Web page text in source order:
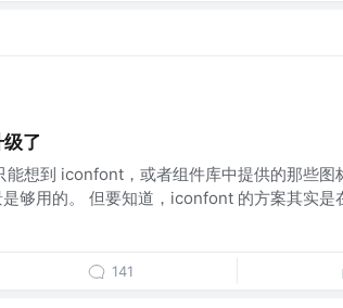
了
想到 iconfont，或者组件库中提供的那些图
够用的。 但要知道，iconfont 的方案其实是
141